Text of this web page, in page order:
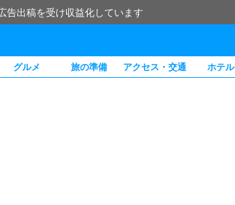
告出稿を受け収益化しています
グルメ 旅の準備 アクセス・交通 ホテル